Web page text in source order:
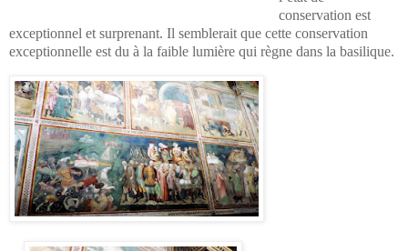
conservation est
exceptionnel et surprenant. Il semblerait que cette conservation
exceptionnelle est du à la faible lumière qui règne dans la basilique.